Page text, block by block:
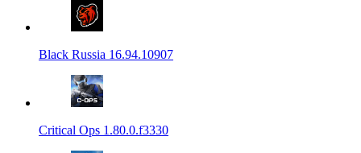
Black Russia 16.94.10907
Critical Ops 1.80.0.f3330